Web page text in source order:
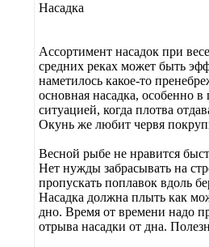
Насадка
Ассортимент насадок при
средних реках может быть
наметилось какое-то
основная насадка, особенно
ситуацией, когда плотва
Окунь же любит червя
Весной рыбе не нравится
Нет нужды забрасывать на
пропускать поплавок вдоль
Насадка должна плыть как
дно. Время от времени надо
отрыва насадки от дна.